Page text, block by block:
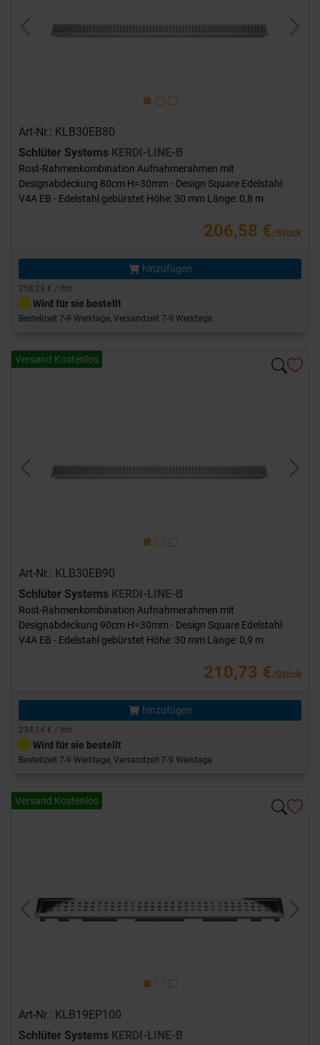
Previous Next
Art-Nr.: KLB30EB80
Schlüter Systems KERDI-LINE-B
Rost-Rahmenkombination Aufnahmerahmen mit
Designabdeckung 80cm H=30mm - Design Square Edelstahl
V4A EB - Edelstahl gebürstet Höhe: 30 mm Länge: 0,8 m
206,58 €/Stück
hinzufügen
258,23 € / lfm
Wird für sie bestellt
Bestellzeit 7-9 Werktage, Versandzeit 7-9 Werktage
Versand Kostenlos
Previous Next
Art-Nr.: KLB30EB90
Schlüter Systems KERDI-LINE-B
Rost-Rahmenkombination Aufnahmerahmen mit
Designabdeckung 90cm H=30mm - Design Square Edelstahl
V4A EB - Edelstahl gebürstet Höhe: 30 mm Länge: 0,9 m
210,73 €/Stück
hinzufügen
234,14 € / lfm
Wird für sie bestellt
Bestellzeit 7-9 Werktage, Versandzeit 7-9 Werktage
Versand Kostenlos
Previous Next
Art-Nr.: KLB19EP100
Schlüter Systems KERDI-LINE-B